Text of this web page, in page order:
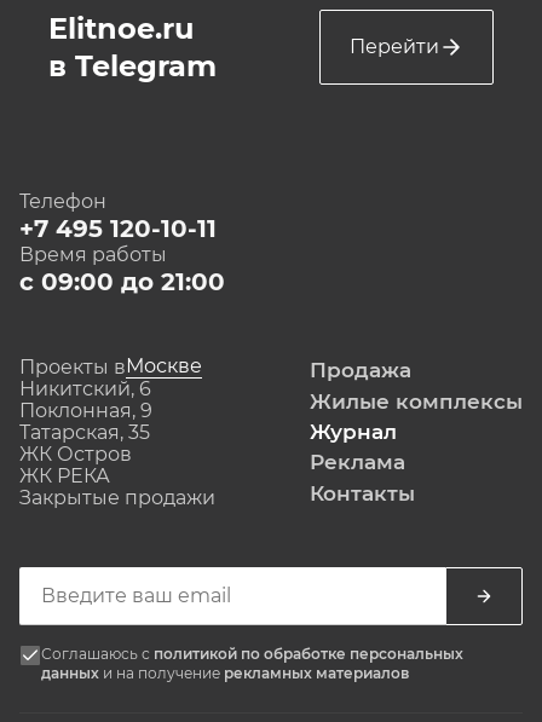
Elitnoe.ru
в Telegram
Перейти
Телефон
+7 495 120-10-11
Время работы
с 09:00 до 21:00
Проекты вМоскве
Никитский, 6
Поклонная, 9
Татарская, 35
ЖК Остров
ЖК РЕКА
Закрытые продажи
Продажа
Жилые комплексы
Журнал
Реклама
Контакты
Соглашаюсь с политикой по обработке персональных
данных и на получение рекламных материалов